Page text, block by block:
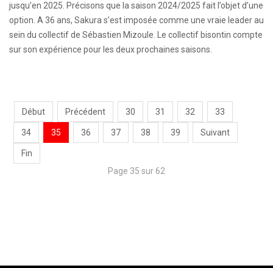
jusqu’en 2025. Précisons que la saison 2024/2025 fait l’objet d’une
option. A 36 ans, Sakura s’est imposée comme une vraie leader au
sein du collectif de Sébastien Mizoule. Le collectif bisontin compte
sur son expérience pour les deux prochaines saisons.
Début Précédent 30 31 32 33
34 35 36 37 38 39 Suivant
Fin
Page 35 sur 62